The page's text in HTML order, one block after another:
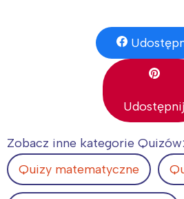
Udostępnij
Zobacz inne kategorie Quizów:
Quizy matematyczne